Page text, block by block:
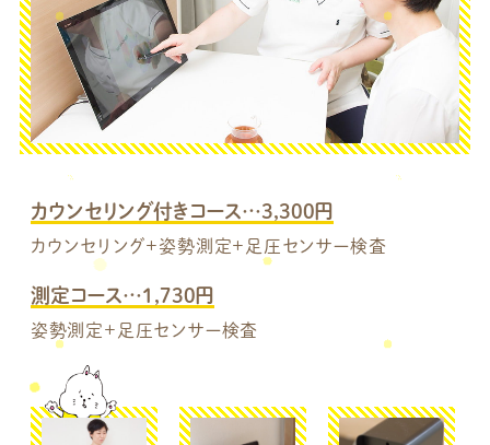
カウンセリング付きコース…3,300円
カウンセリング+姿勢測定+足圧センサー検査
測定コース…1,730円
姿勢測定+足圧センサー検査